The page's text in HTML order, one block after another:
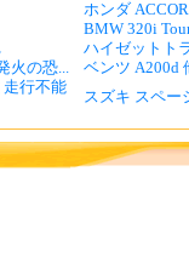
ホンダ
BMW 320i
ハイゼットト
火の恐...
ベンツ A200d
走行不能
スズキ スペー